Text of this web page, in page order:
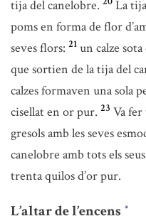
tija del canelobre.
La
poms en forma de flor
seves flors: 21 un calze
que sortien de la tija del
calzes formaven una sola
cisellat en or pur. 23 Va fer
gresols amb les seves
canelobre amb tots els
trenta quilos d’or pur.
L’altar de l’encens *